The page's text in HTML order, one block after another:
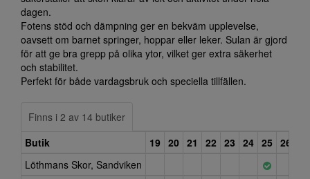
dagen.
Fotens stöd och dämpning ger en bekväm upplevelse,
oavsett om barnet springer, hoppar eller leker. Sulan är gjord
för att ge bra grepp på olika ytor, vilket ger extra säkerhet
och stabilitet.
Perfekt för både vardagsbruk och speciella tillfällen.
Finns i 2 av 14 butiker
Butik
19 20 21 22 23 24 25 26
Löthmans Skor, Sandviken